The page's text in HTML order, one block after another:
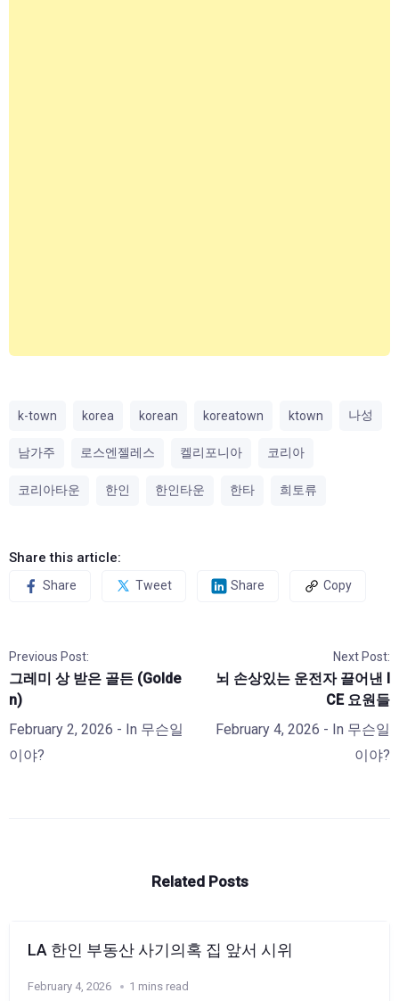
k-town korea korean koreatown ktown 나성
남가주 로스엔젤레스 켈리포니아 코리아
코리아타운 한인 한인타운 한타 희토류
Share this article:
Share Tweet Share Copy
Previous Post:
그레미 상 받은 골든 (Golde
n)
February 2, 2026 - In 무슨일
이야?
Next Post:
뇌 손상있는 운전자 끌어낸 I
CE 요원들
February 4, 2026 - In 무슨일
이야?
Related Posts
LA 한인 부동산 사기의혹 집 앞서 시위
February 4, 2026 1 mins read